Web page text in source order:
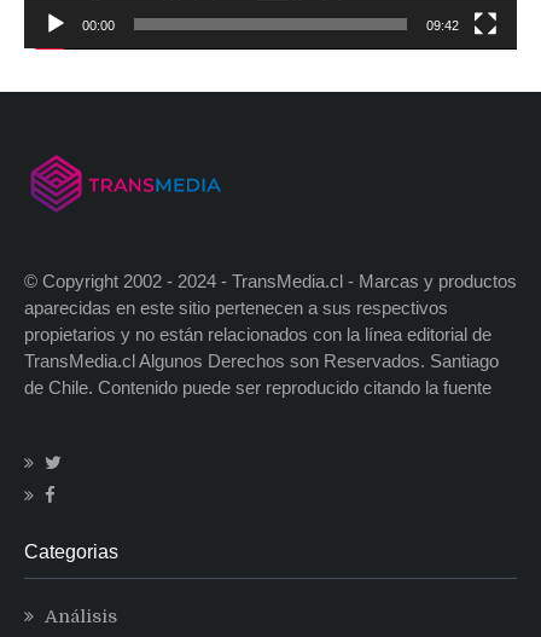
00:00 09:42
© Copyright 2002 - 2024 - TransMedia.cl - Marcas y productos
aparecidas en este sitio pertenecen a sus respectivos
propietarios y no están relacionados con la línea editorial de
TransMedia.cl Algunos Derechos son Reservados. Santiago
de Chile. Contenido puede ser reproducido citando la fuente
Categorias
Análisis